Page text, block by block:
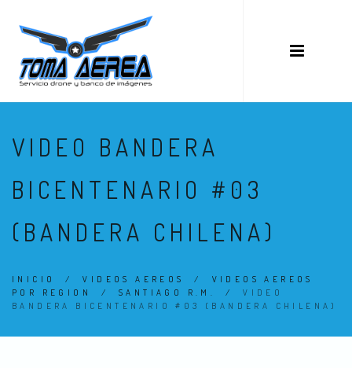
VIDEO BANDERA
BICENTENARIO #03
(BANDERA CHILENA)
INICIO /VIDEOS AEREOS / VIDEOS AEREOS
POR REGION
/SANTIAGO R.M. /VIDEO
BANDERA BICENTENARIO #03 (BANDERA CHILENA)